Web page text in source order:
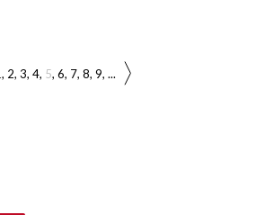
2 3 4 5 6 7 8 9 ...